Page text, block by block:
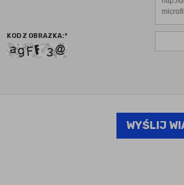
KOD Z OBRAZKA:*
WYŚLIJ